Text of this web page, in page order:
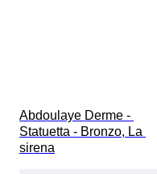
Abdoulaye Derme -
Statuetta - Bronzo, La
sirena